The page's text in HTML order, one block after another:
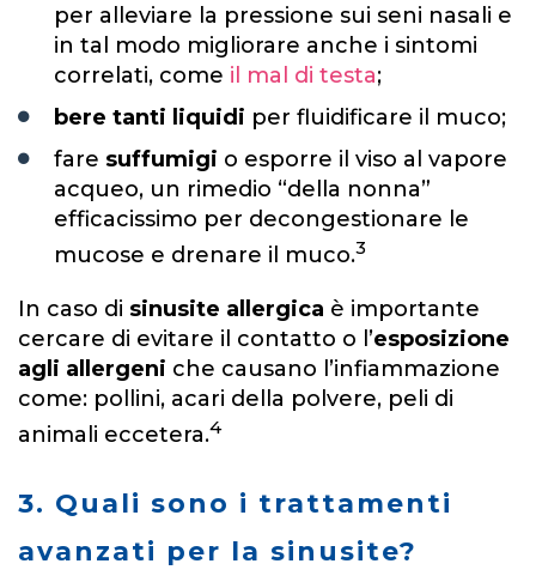
per alleviare la pressione sui seni nasali e
in tal modo migliorare anche i sintomi
correlati, come il mal di testa;
bere tanti liquidi per fluidificare il muco;
fare suffumigi o esporre il viso al vapore
acqueo, un rimedio “della nonna”
efficacissimo per decongestionare le
mucose e drenare il muco.3
In caso di sinusite allergica è importante
cercare di evitare il contatto o l’esposizione
agli allergeni che causano l’infiammazione
come: pollini, acari della polvere, peli di
animali eccetera.4
3. Quali sono i trattamenti
avanzati per la sinusite?